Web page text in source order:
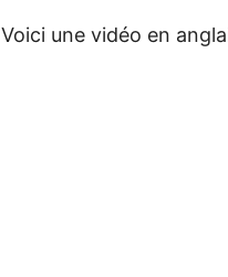
Voici une vidéo en